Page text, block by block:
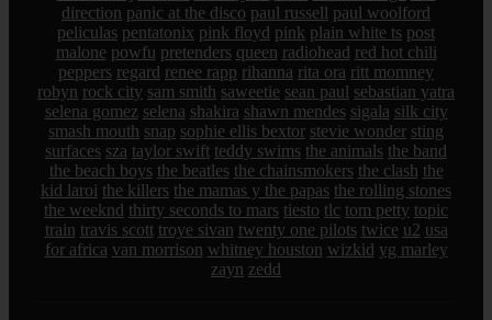
direction panic at the disco paul russell paul woolford
peliculas pentatonix pink floyd pink plain white ts post
malone powfu pretenders queen radiohead red hot chili
peppers regard renee rapp rihanna rita ora ritt momney
robyn rock city sam smith saweetie sean paul sebastian yatra
selena gomez selena shakira shawn mendes sigala silk city
smash mouth snap sophie ellis bextor stevie wonder sting
surfaces sza taylor swift teddy swims the animals the band
the beach boys the beatles the chainsmokers the clash the
kid laroi the killers the mamas y the papas the rolling stones
the weeknd thirty seconds to mars tiesto tlc tom petty topic
train travis scott troye sivan twenty one pilots twice u2 usa
for africa van morrison whitney houston wizkid yg marley
zayn zedd